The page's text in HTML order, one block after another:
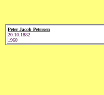
Peter Jacob Petersen
20.10.1882
1960